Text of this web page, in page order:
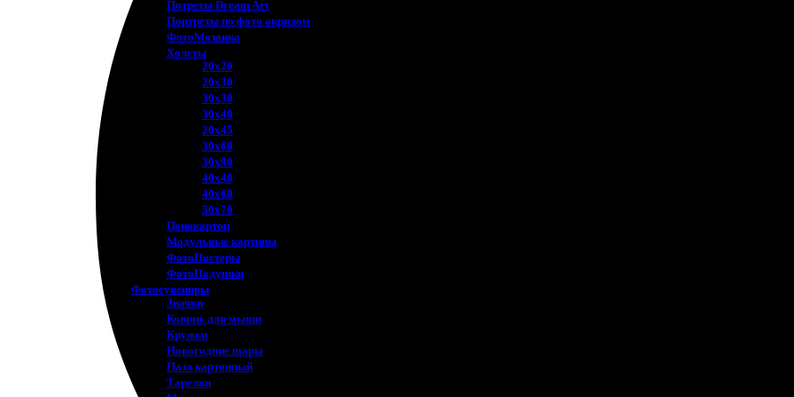
Потреты Dream Art
Портреты по фото акрилом
ФотоМозаика
Холсты
20х20
20х30
30х30
30х40
20х45
30х60
30х90
40х40
40х60
50х70
Пенокартон
Модульные картины
ФотоПостеры
ФотоПодушки
Фотоcувениры
Значки
Коврик для мыши
Кружки
Новогодние шары
Пазл картонный
Тарелки